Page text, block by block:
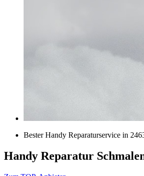
Bester Handy Reparaturservice in
Handy Reparatur